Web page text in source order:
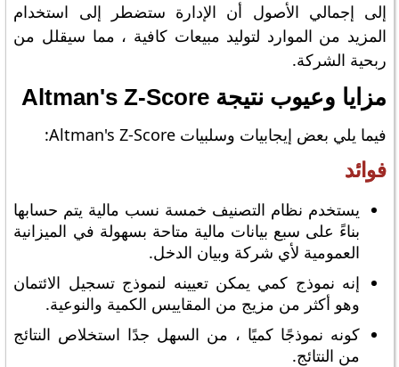
إلى إجمالي الأصول أن الإدارة ستضطر إلى استخدام
المزيد من الموارد لتوليد مبيعات كافية ، مما سيقلل من
ربحية الشركة.
مزايا وعيوب نتيجة Altman's Z-Score
فيما يلي بعض إيجابيات وسلبيات Altman's Z-Score:
فوائد
يستخدم نظام التصنيف خمسة نسب مالية يتم حسابها
بناءً على سبع بيانات مالية متاحة بسهولة في الميزانية
العمومية لأي شركة وبيان الدخل.
إنه نموذج كمي يمكن تعيينه لنموذج تسجيل الائتمان
وهو أكثر من مزيج من المقاييس الكمية والنوعية.
كونه نموذجًا كميًا ، من السهل جدًا استخلاص النتائج
من النتائج.